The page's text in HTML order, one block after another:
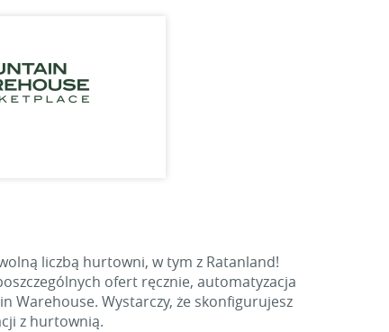
liczbą hurtowni, w tym z Ratanland!
ofert ręcznie, automatyzacja
Warehouse. Wystarczy, że skonfigurujesz
z hurtownią.